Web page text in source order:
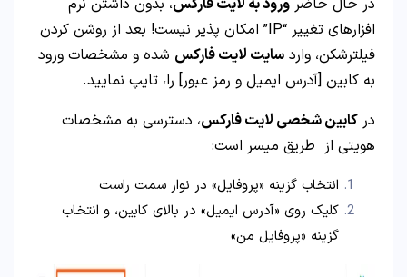
در حال حاضر ورود به لایت فارکس، بدون داشتن نرم
افزارهای تغییر “IP” امکان پذیر نیست! بعد از روشن کردن
فیلترشکن، وارد سایت لایت فارکس شده و مشخصات ورود
به کابین [آدرس ایمیل و رمز عبور] را، تایپ نمایید.
در کابین شخصی لایت فارکس، دسترسی به مشخصات
هویتی از طریق میسر است:
انتخاب گزینه «پروفایل» در نوار سمت راست
کلیک روی «آدرس ایمیل» در بالای کابین، و انتخاب
گزینه «پروفایل من»